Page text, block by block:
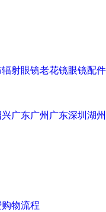
辐射眼镜老花镜眼镜配件
兴广东广州 广东深圳 湖
购物流程